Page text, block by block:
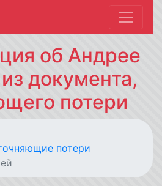
об Андрее
документа,
потери
потери